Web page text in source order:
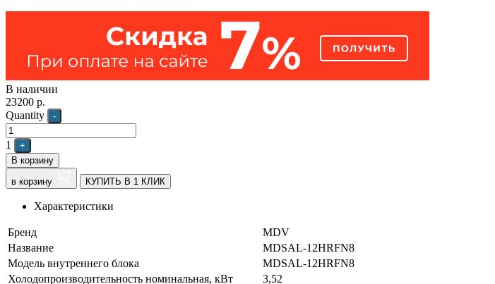
В наличии
23200 р.
Quantity
-
1
+
В корзину
в корзину
КУПИТЬ В 1 КЛИК
Характеристики
Бренд
MDV
Название
MDSAL-12HRFN8
Модель внутреннего блока
MDSAL-12HRFN8
Холодопроизводительность номинальная, кВт
3,52